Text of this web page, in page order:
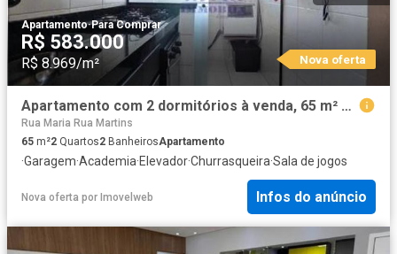
Apartamento·Para Comprar
R$ 583.000
R$ 8.969/m² Nova oferta
Apartamento com 2 dormitórios à venda, 65 m² por R$ 583.000,00 Jardim Oriente São José dos Campo
Rua Maria Rua Martins
65 m²2 Quartos2 BanheirosApartamento
·Garagem·Academia·Elevador·Churrasqueira·Sala de jogos
Nova oferta por Imovelweb Infos do anúncio